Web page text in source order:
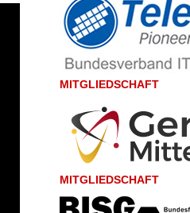
MITGLIEDSCHAFT
MITGLIEDSCHAFT